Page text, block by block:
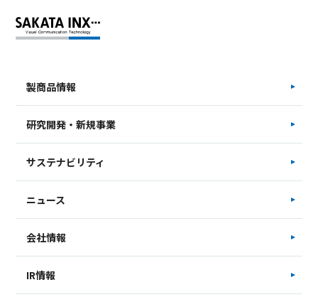
製商品情報
研究開発・新規事業
サステナビリティ
ニュース
会社情報
IR情報